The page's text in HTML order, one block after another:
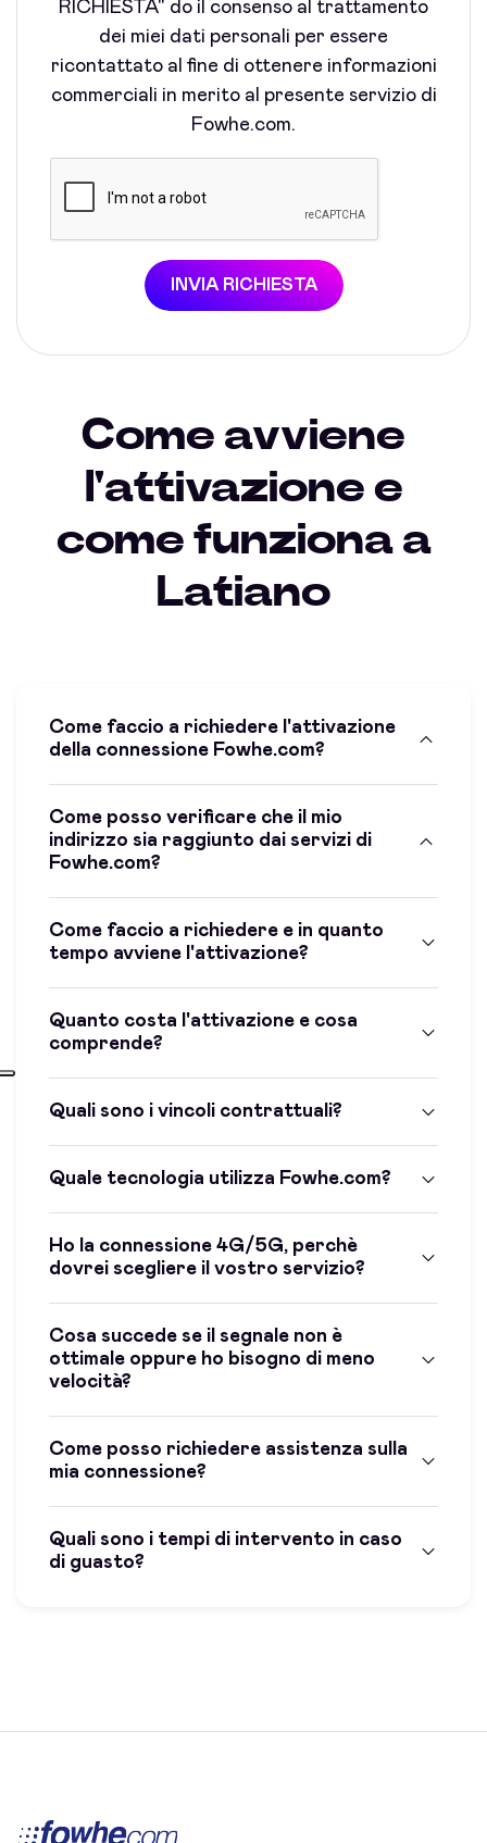
RICHIESTA" do il consenso al trattamento
dei miei dati personali per essere
ricontattato al fine di ottenere informazioni
commerciali in merito al presente servizio di
Fowhe.com.
INVIA RICHIESTA
Come avviene
l'attivazione e
come funziona a
Latiano
Come faccio a richiedere l'attivazione
della connessione Fowhe.com?
Come posso verificare che il mio
indirizzo sia raggiunto dai servizi di
Fowhe.com?
Come faccio a richiedere e in quanto
tempo avviene l'attivazione?
Quanto costa l'attivazione e cosa
comprende?
Quali sono i vincoli contrattuali?
Quale tecnologia utilizza Fowhe.com?
Ho la connessione 4G/5G, perchè
dovrei scegliere il vostro servizio?
Cosa succede se il segnale non è
ottimale oppure ho bisogno di meno
velocità?
Come posso richiedere assistenza sulla
mia connessione?
Quali sono i tempi di intervento in caso
di guasto?